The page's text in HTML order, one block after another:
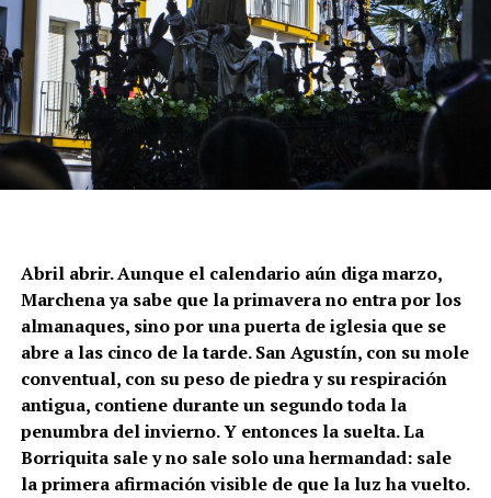
Abril abrir. Aunque el calendario aún diga marzo,
Marchena ya sabe que la primavera no entra por los
almanaques, sino por una puerta de iglesia que se
abre a las cinco de la tarde. San Agustín, con su mole
conventual, con su peso de piedra y su respiración
antigua, contiene durante un segundo toda la
penumbra del invierno. Y entonces la suelta. La
Borriquita sale y no sale solo una hermandad: sale
la primera afirmación visible de que la luz ha vuelto.